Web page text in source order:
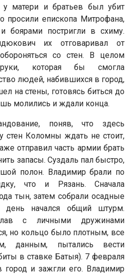
у матери и братьев был убит
просили епископа Митрофана,
постригли в схиму.
их отговаривал от
со стен. В целом
которая бы смогла
людей, набившихся в город,
на стены, готовясь биться до
молились и ждали конца.
поняв, что здесь
стен Коломны ждать не стоит,
отправил часть армии брать
запасы. Суздаль пал быстро,
полон. Владимир брали по
что и Рязань. Сначала
тын, затем собрали осадные
начался общий штурм.
с личными дружинами
но кольцо было плотным, все
данным, пытались вести
в ставке Батыя). 7 февраля
город и зажгли его. Владимир